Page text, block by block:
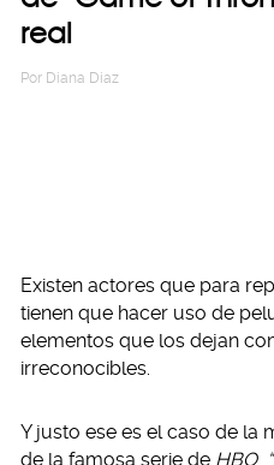
real
Por Diana Diaz
Existen actores que para
tienen que hacer uso de
elementos que los dejan
irreconocibles.
Y justo ese es el caso de la
de la famosa serie de HBO